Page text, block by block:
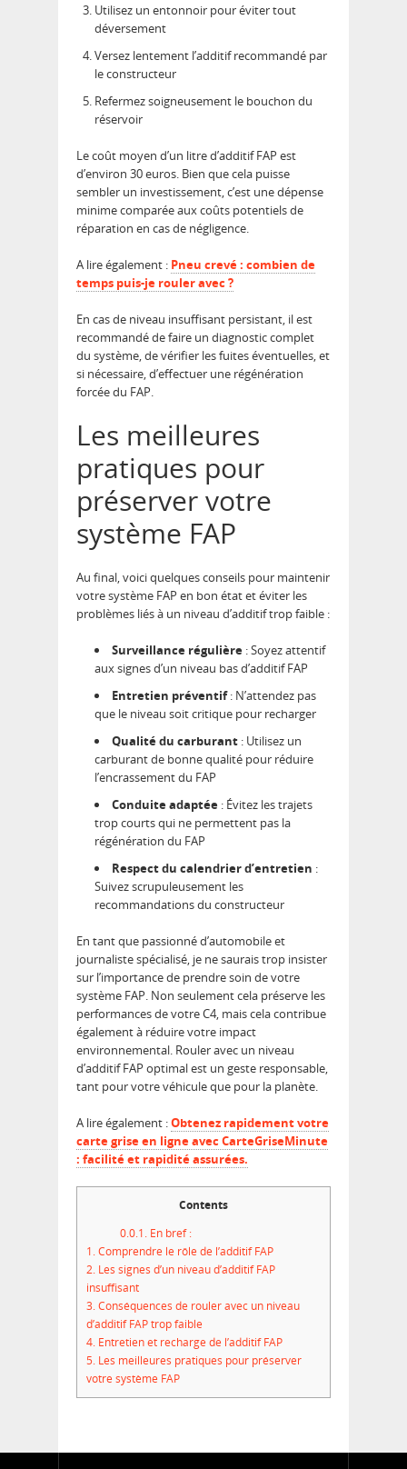
Utilisez un entonnoir pour éviter tout
déversement
Versez lentement l’additif recommandé par
le constructeur
Refermez soigneusement le bouchon du
réservoir
Le coût moyen d’un litre d’additif FAP est
d’environ 30 euros. Bien que cela puisse
sembler un investissement, c’est une dépense
minime comparée aux coûts potentiels de
réparation en cas de négligence.
A lire également : Pneu crevé : combien de
temps puis-je rouler avec ?
En cas de niveau insuffisant persistant, il est
recommandé de faire un diagnostic complet
du système, de vérifier les fuites éventuelles, et
si nécessaire, d’effectuer une régénération
forcée du FAP.
Les meilleures
pratiques pour
préserver votre
système FAP
Au final, voici quelques conseils pour maintenir
votre système FAP en bon état et éviter les
problèmes liés à un niveau d’additif trop faible :
Surveillance régulière : Soyez attentif
aux signes d’un niveau bas d’additif FAP
Entretien préventif: N’attendez pas
que le niveau soit critique pour recharger
Qualité du carburant : Utilisez un
carburant de bonne qualité pour réduire
l’encrassement du FAP
Conduite adaptée : Évitez les trajets
trop courts qui ne permettent pas la
régénération du FAP
Respect du calendrier d’entretien :
Suivez scrupuleusement les
recommandations du constructeur
En tant que passionné d’automobile et
journaliste spécialisé, je ne saurais trop insister
sur l’importance de prendre soin de votre
système FAP. Non seulement cela préserve les
performances de votre C4, mais cela contribue
également à réduire votre impact
environnemental. Rouler avec un niveau
d’additif FAP optimal est un geste responsable,
tant pour votre véhicule que pour la planète.
A lire également :Obtenez rapidement votre
carte grise en ligne avec CarteGriseMinute
: facilité et rapidité assurées.
Contents
0.0.1. En bref :
1.Comprendre le rôle de l’additif FAP
2. Les signes d’un niveau d’additif FAP
insuffisant
3.Conséquences de rouler avec un niveau
d’additif FAP trop faible
4. Entretien et recharge de l’additif FAP
5. Les meilleures pratiques pour préserver
votre système FAP